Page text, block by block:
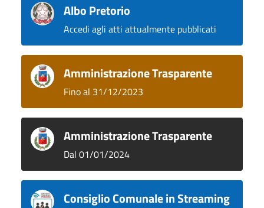
Albo Pretorio
Accedi agli atti attualmente pubblicati
Amministrazione Trasparente
Fino al 31/12/2023
Amministrazione Trasparente
Dal 01/01/2024
Consiglio Comunale in Streaming